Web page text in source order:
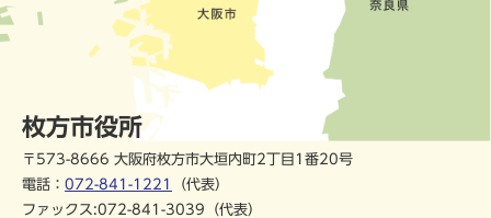
枚方市役所
〒573-8666 大阪府枚方市大垣内町2丁目1番20号
電話： 072-841-1221
（代表）
ファックス:072-841-3039（代表）